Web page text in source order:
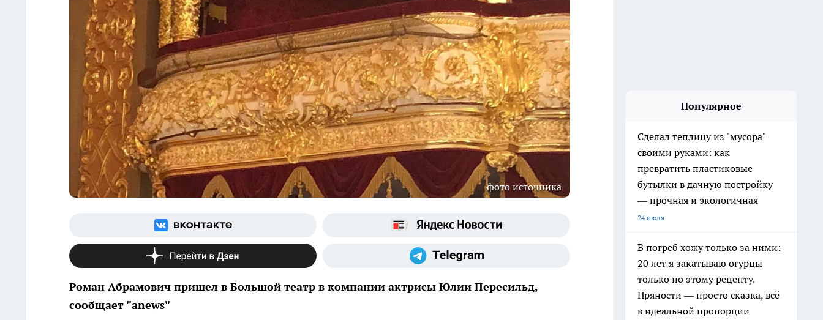
фото источника
Роман Абрамович пришел в Большой театр в компании актрисы Юлии Пересильд,
сообщает "anews"
Популярное
Сделал теплицу из "мусора"
своими руками: как
превратить пластиковые
бутылки в дачную постройку
— прочная и экологичная
24 июля
В погреб хожу только за ними:
20 лет я закатываю огурцы
только по этому рецепту.
Пряности — просто сказка, всё
в идеальной пропорции